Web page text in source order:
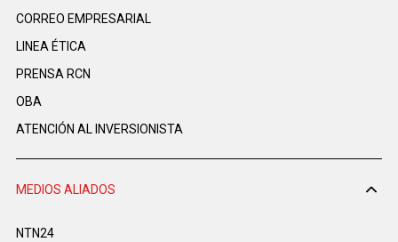
CORREO EMPRESARIAL
LINEA ÉTICA
PRENSA RCN
OBA
ATENCIÓN AL INVERSIONISTA
MEDIOS ALIADOS
NTN24